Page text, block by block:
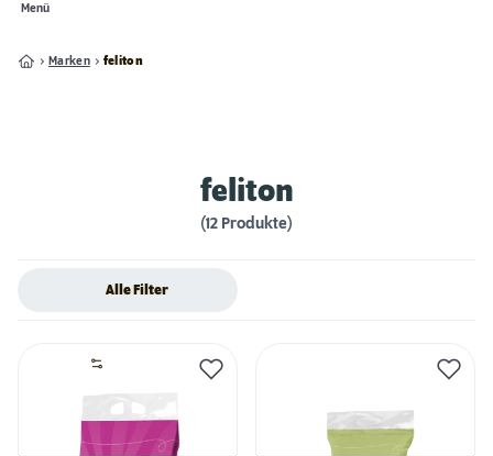
Menü
Marken feliton
feliton
(12 Produkte)
Alle Filter